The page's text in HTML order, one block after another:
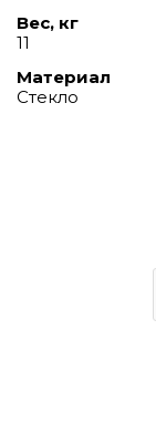
Вес, кг
11
Материал
Стекло